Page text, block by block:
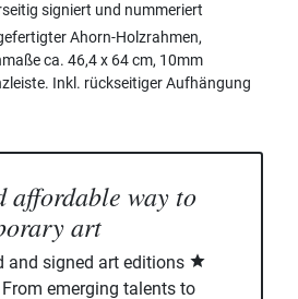
signiert und nummeriert
Ahorn-Holzrahmen,
ca. 46,4 x 64 cm, 10mm
Inkl. rückseitiger Aufhängung
affordable way to
art
and signed art editions
From emerging talents to